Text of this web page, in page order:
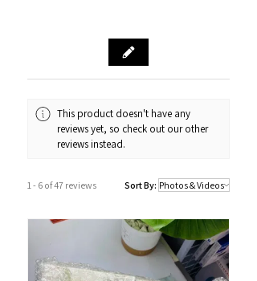
門市資料：觀塘秀茂坪商場街市74A號
Whatsapp：34811128
訂購及送貨時間
若果商品不幸出現沒有現貨或需要更長
或電話方式通知顧客。
This product doesn't have any
reviews yet, so check out our other
reviews instead.
1 - 6 of 47 reviews Sort By: